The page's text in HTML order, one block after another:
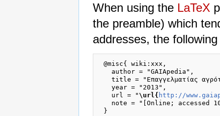
When using the LaTeX
the preamble) which
addresses, the
@misc{ wiki:xxx,
   author = "GAIApedia",
title = "Επαγγελματίας
   year = "2013",
   url = "
\url{ http://
note = "[Online; accessed